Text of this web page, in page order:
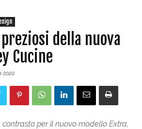
della nuova
Cucine
2020
per il nuovo modello Extra,